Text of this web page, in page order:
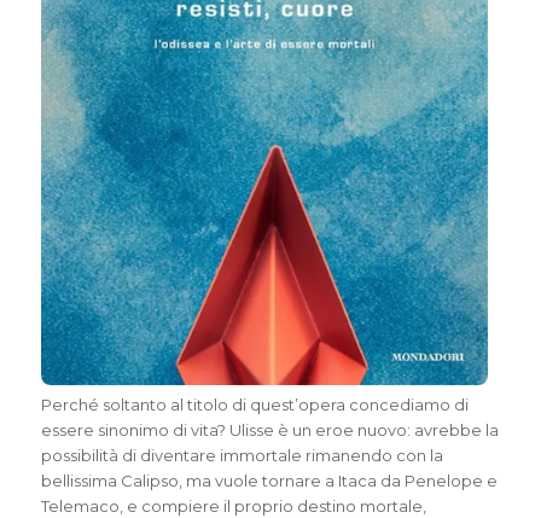
Perché soltanto al titolo di quest’opera concediamo di
essere sinonimo di vita? Ulisse è un eroe nuovo: avrebbe la
possibilità di diventare immortale rimanendo con la
bellissima Calipso, ma vuole tornare a Itaca da Penelope e
Telemaco, e compiere il proprio destino mortale,